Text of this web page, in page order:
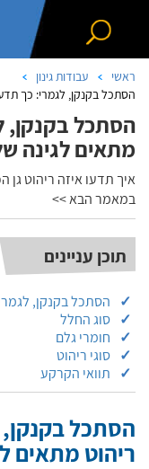
ראשי
עבודות גינון
הסתכל בקנקן, לגמרי: כך
הסתכל בקנקן,
מתאים לגינה
איך תדעו איזה ריהוט
במאמר הבא >>
תוכן עניינים
הסתכל בקנקן,
סוג החלל
חומרי גלם
סוגי ריהוט
תוואי הקרקע
הסתכל בקנקן,
ריהוט מתאים